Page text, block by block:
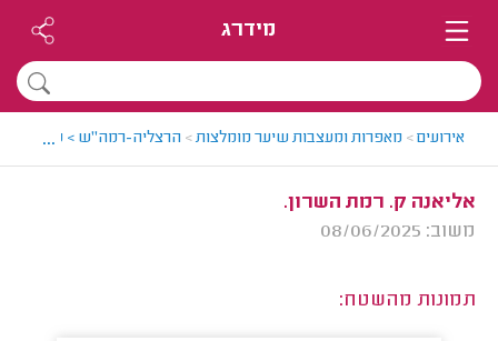
מידרג
אירועים> מאפרות ומעצבות שיער מומלצות> הרצליה-רמה"ש > מאפרת
...
אליאנה ק. רמת השרון.
משוב: 08/06/2025
תמונות מהשטח: